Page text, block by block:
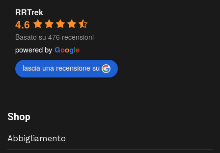
RRTrek
4.6
Basato su 476 recensioni
powered by Google
lascia una recensione su
Shop
Abbigliamento